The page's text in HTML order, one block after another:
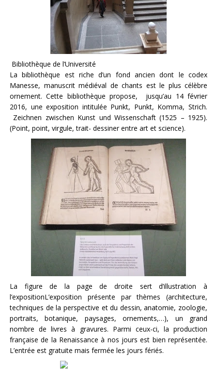
Bibliothèque de l’Université
La bibliothèque est riche d’un fond ancien dont le codex
Manesse, manuscrit médiéval de chants est le plus célèbre
ornement. Cette bibliothèque propose, jusqu’au 14 février
2016, une exposition intitulée Punkt, Punkt, Komma, Strich.
Zeichnen zwischen Kunst und Wissenschaft (1525 – 1925).
(Point, point, virgule, trait- dessiner entre art et science).
La figure de la page de droite sert d’illustration à
l’expositionL’exposition présente par thèmes (architecture,
techniques de la perspective et du dessin, anatomie, zoologie,
portraits, botanique, paysages, ornements,…), un grand
nombre de livres à gravures. Parmi ceux-ci, la production
française de la Renaissance à nos jours est bien représentée.
L’entrée est gratuite mais fermée les jours fériés.